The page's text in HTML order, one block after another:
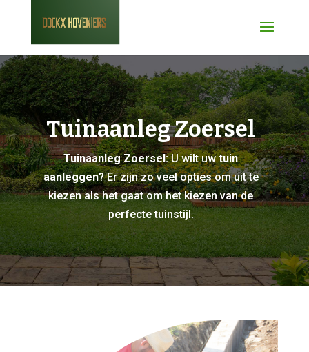
Tuinaanleg Zoersel
Tuinaanleg Zoersel:U wilt uwtuin
aanleggen? Er zijn zo veel opties om uit te
kiezen als het gaat om het kiezen van de
perfecte tuinstijl.